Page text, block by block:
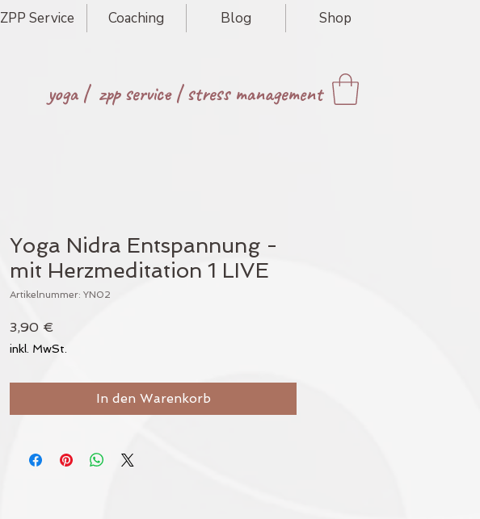
ZPP Service Coaching Blog Shop
yoga | zpp service|stress management
Yoga Nidra Entspannung -
mit Herzmeditation 1 LIVE
Artikelnummer: YN02
3,90 €
inkl. MwSt.
In den Warenkorb